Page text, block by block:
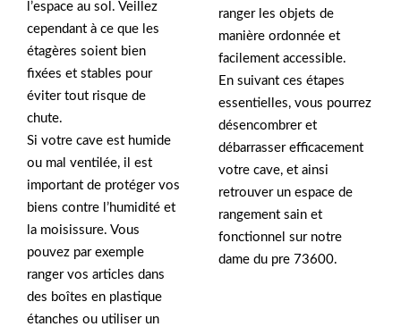
l’espace au sol. Veillez
cependant à ce que les
étagères soient bien
fixées et stables pour
éviter tout risque de
chute.
Si votre cave est humide
ou mal ventilée, il est
important de protéger vos
biens contre l’humidité et
la moisissure. Vous
pouvez par exemple
ranger vos articles dans
des boîtes en plastique
étanches ou utiliser un
ranger les objets de
manière ordonnée et
facilement accessible.
En suivant ces étapes
essentielles, vous pourrez
désencombrer et
débarrasser efficacement
votre cave, et ainsi
retrouver un espace de
rangement sain et
fonctionnel sur notre
dame du pre 73600.